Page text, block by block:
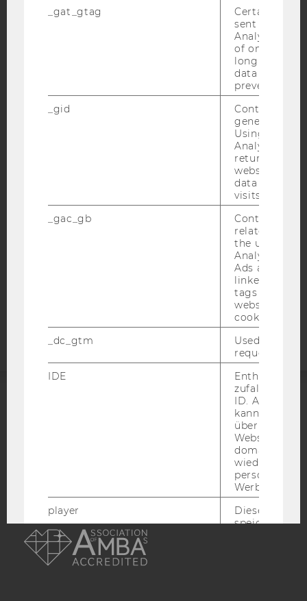
Facebook Blog
Bluesky
BARRIEREFREIHEITSERKLÄRUNG WEBSEITE
DATENSCHUTZERKLÄRUNG SOCIAL MEDIA
STUDIENBEWERBER*INNEN UND STUDIERENDE
Barrierefreiheitserklärung
AMBA
_gat_gtag
Certain data
sent to
Analytics a
of once per
long as it is
data
prevented.
_gid
Contains a
generated
Using this
Analytics can
returning
website and
data from
visits.
_gac_gb
Contains
related
the user. If
Analytics and
Ads accounts
linked, the
tags on the
website read
cookie.
_dc_gtm
Used to
request rate.
IDE
Enthält eine
ID. Anhand
kann Google
über
Websites
Werbung
player
Dieses Cookie
speichert